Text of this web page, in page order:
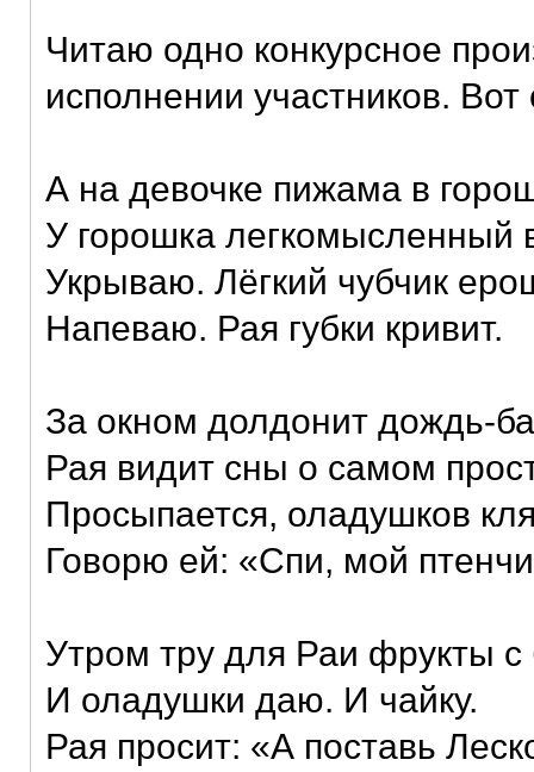
Читаю одно конкурсное
исполнении участников. Вот
А на девочке пижама в
У горошка легкомысленный
Укрываю. Лёгкий чубчик
Напеваю. Рая губки кривит.
За окном долдонит дождь-
Рая видит сны о самом
Просыпается, оладушков
Говорю ей: «Спи, мой
Утром тру для Раи фрукты с
И оладушки даю. И чайку.
Рая просит: «А поставь